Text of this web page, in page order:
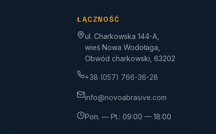
ŁĄCZNOŚĆ
ul. Charkowska 144-A,
wieś Nowa Wodołaga,
Obwód charkowski, 63202
+38 (057) 766-36-28
info@novoabrasive.com
Pon. — Pt.: 09:00 — 18:00